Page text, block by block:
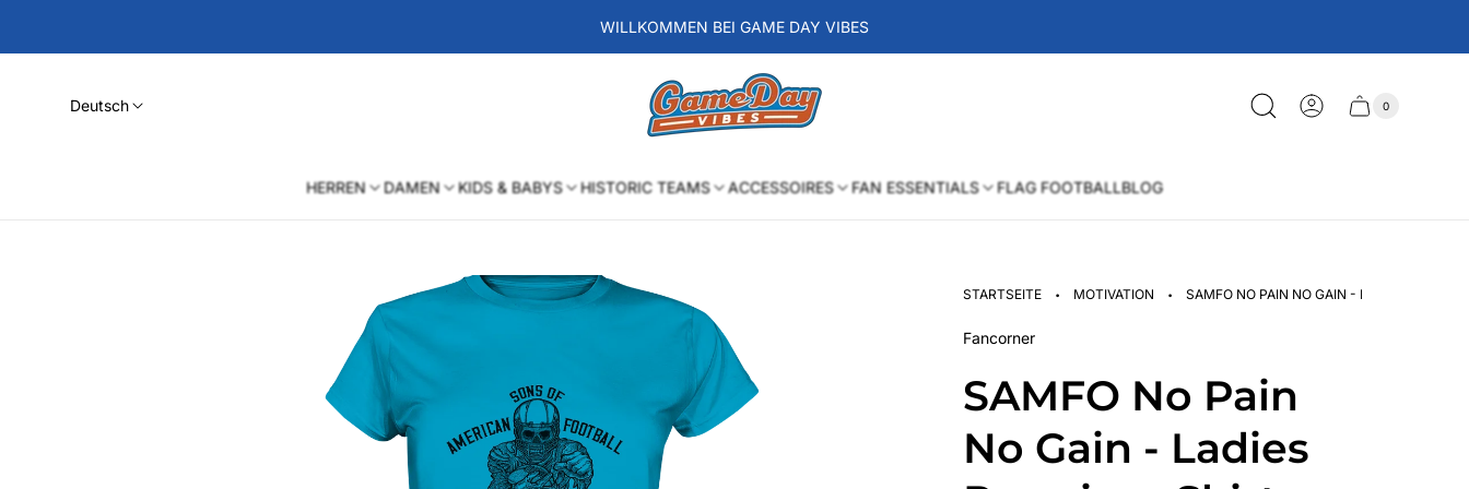
WILLKOMMEN BEI GAME DAY VIBES
Deutsch
Laden-
Logo
Schublade
Anzahl
0
HERREN DAMEN KIDS & BABYS HISTORIC TEAMS ACCESSOIRES FAN ESSENTIALS FLAG FOOTBALLBLOG
STARTSEITE · MOTIVATION · SAMFO NO PAIN NO GAIN - LADIES
Fancorner
SAMFO No Pain
No Gain - Ladies